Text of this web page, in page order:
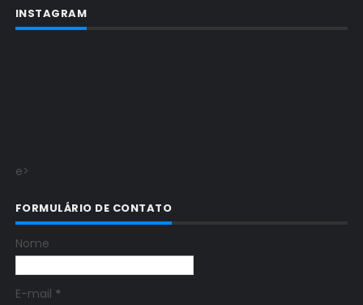
INSTAGRAM
e>
FORMULÁRIO DE CONTATO
Nome
E-mail *